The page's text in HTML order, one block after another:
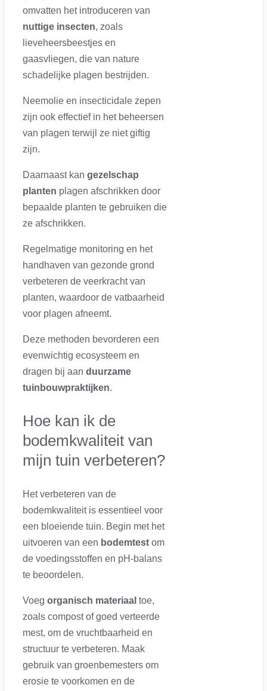
omvatten het introduceren van
nuttige insecten, zoals
lieveheersbeestjes en
gaasvliegen, die van nature
schadelijke plagen bestrijden.
Neemolie en insecticidale zepen
zijn ook effectief in het beheersen
van plagen terwijl ze niet giftig
zijn.
Daarnaast kan gezelschap
planten plagen afschrikken door
bepaalde planten te gebruiken die
ze afschrikken.
Regelmatige monitoring en het
handhaven van gezonde grond
verbeteren de veerkracht van
planten, waardoor de vatbaarheid
voor plagen afneemt.
Deze methoden bevorderen een
evenwichtig ecosysteem en
dragen bij aan duurzame
tuinbouwpraktijken.
Hoe kan ik de
bodemkwaliteit van
mijn tuin verbeteren?
Het verbeteren van de
bodemkwaliteit is essentieel voor
een bloeiende tuin. Begin met het
uitvoeren van een bodemtest om
de voedingsstoffen en pH-balans
te beoordelen.
Voeg organisch materiaal toe,
zoals compost of goed verteerde
mest, om de vruchtbaarheid en
structuur te verbeteren. Maak
gebruik van groenbemesters om
erosie te voorkomen en de